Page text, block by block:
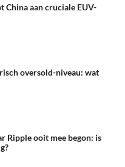
China aan cruciale EUV-
oversold-niveau: wat
Ripple ooit mee begon: is